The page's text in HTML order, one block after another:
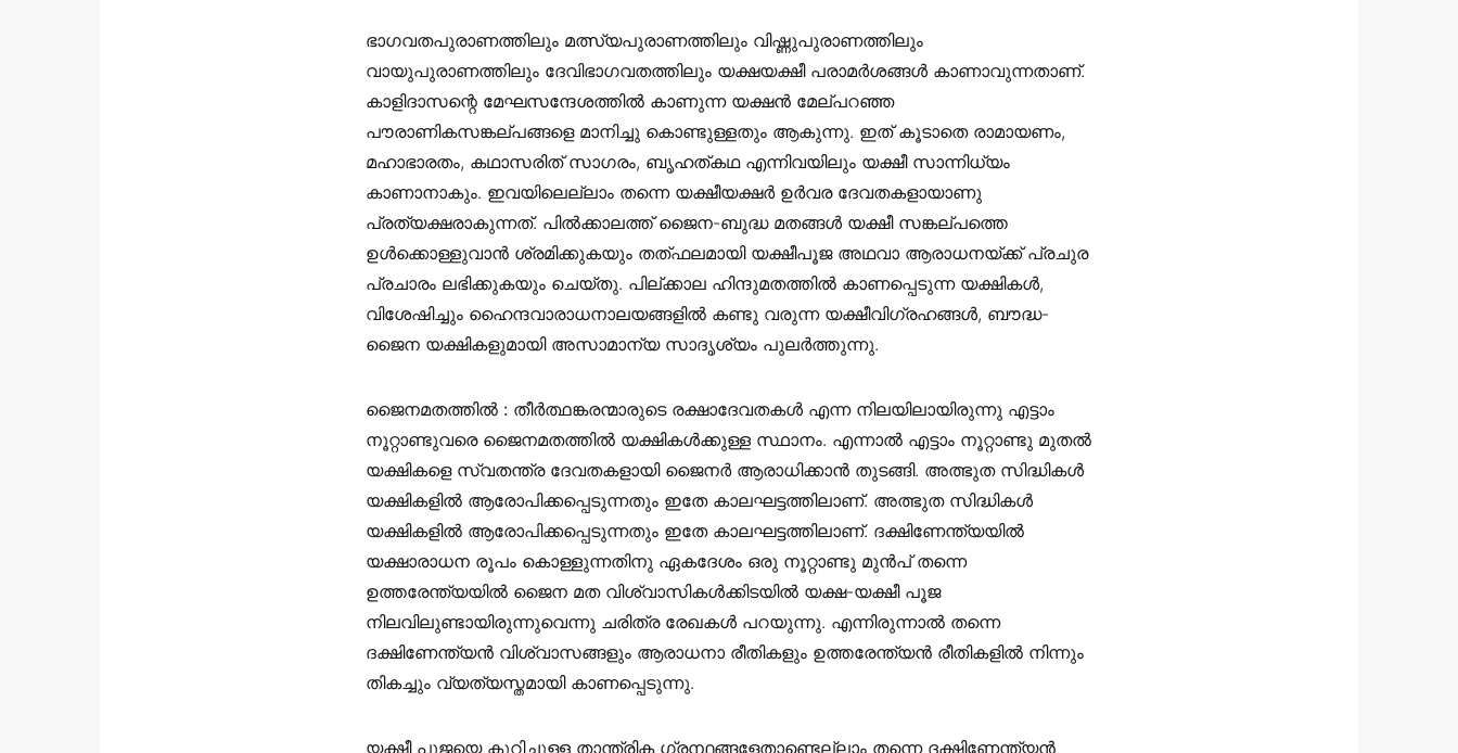
ഭാഗവതപുരാണത്തിലും മത്സ്യപുരാണത്തിലും വിഷ്ണുപുരാണത്തിലും
വായുപുരാണത്തിലും ദേവിഭാഗവതത്തിലും യക്ഷയക്ഷീ പരാമർശങ്ങൾ കാണാവുന്നതാണ്.
കാളിദാസന്റെ മേഘസന്ദേശത്തിൽ കാണുന്ന യക്ഷൻ മേല്പറഞ്ഞ
പൗരാണികസങ്കല്പങ്ങളെ മാനിച്ചു കൊണ്ടുള്ളതും ആകുന്നു. ഇത് കൂടാതെ രാമായണം,
മഹാഭാരതം, കഥാസരിത്‌ സാഗരം, ബൃഹത്കഥ എന്നിവയിലും യക്ഷീ സാന്നിധ്യം
കാണാനാകും. ഇവയിലെല്ലാം തന്നെ യക്ഷീയക്ഷർ ഉർവര ദേവതകളായാണു
പ്രത്യക്ഷരാകുന്നത്. പിൽക്കാലത്ത്‌ ജൈന-ബുദ്ധ മതങ്ങൾ യക്ഷീ സങ്കല്പത്തെ
ഉൾക്കൊള്ളുവാൻ ശ്രമിക്കുകയും തത്ഫലമായി യക്ഷീപൂജ അഥവാ ആരാധനയ്ക്ക് പ്രചുര
പ്രചാരം ലഭിക്കുകയും ചെയ്തു. പില്ക്കാല ഹിന്ദുമതത്തിൽ കാണപ്പെടുന്ന യക്ഷികൾ,
വിശേഷിച്ചും ഹൈന്ദവാരാധനാലയങ്ങളിൽ കണ്ടു വരുന്ന യക്ഷീവിഗ്രഹങ്ങൾ, ബൗദ്ധ-
ജൈന യക്ഷികളുമായി അസാമാന്യ സാദൃശ്യം പുലർത്തുന്നു.
ജൈനമതത്തിൽ : തീർത്ഥങ്കരന്മാരുടെ രക്ഷാദേവതകൾ എന്ന നിലയിലായിരുന്നു എട്ടാം
നൂറ്റാണ്ടുവരെ ജൈനമതത്തിൽ യക്ഷികൾക്കുള്ള സ്ഥാനം. എന്നാൽ എട്ടാം നൂറ്റാണ്ടു മുതൽ
യക്ഷികളെ സ്വതന്ത്ര ദേവതകളായി ജൈനർ ആരാധിക്കാൻ തുടങ്ങി. അത്ഭുത സിദ്ധികൾ
യക്ഷികളിൽ ആരോപിക്കപ്പെടുന്നതും ഇതേ കാലഘട്ടത്തിലാണ്. അത്ഭുത സിദ്ധികൾ
യക്ഷികളിൽ ആരോപിക്കപ്പെടുന്നതും ഇതേ കാലഘട്ടത്തിലാണ്. ദക്ഷിണേന്ത്യയിൽ
യക്ഷാരാധന രൂപം കൊള്ളുന്നതിനു ഏകദേശം ഒരു നൂറ്റാണ്ടു മുൻപ് തന്നെ
ഉത്തരേന്ത്യയിൽ ജൈന മത വിശ്വാസികൾക്കിടയിൽ യക്ഷ-യക്ഷീ പൂജ
നിലവിലുണ്ടായിരുന്നുവെന്നു ചരിത്ര രേഖകൾ പറയുന്നു. എന്നിരുന്നാൽ തന്നെ
ദക്ഷിണേന്ത്യൻ വിശ്വാസങ്ങളും ആരാധനാ രീതികളും ഉത്തരേന്ത്യൻ രീതികളിൽ നിന്നും
തികച്ചും വ്യത്യസ്തമായി കാണപ്പെടുന്നു.
യക്ഷീ പൂജയെ കുറിച്ചുള്ള താന്ത്രിക ഗ്രന്ഥങ്ങളേതാണ്ടെല്ലാം തന്നെ ദക്ഷിണേന്ത്യൻ